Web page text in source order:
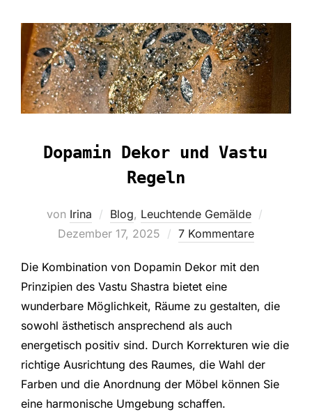
Dopamin Dekor und Vastu
Regeln
von Irina Blog, Leuchtende Gemälde
Dezember 17, 2025 7 Kommentare
Die Kombination von Dopamin Dekor mit den
Prinzipien des Vastu Shastra bietet eine
wunderbare Möglichkeit, Räume zu gestalten, die
sowohl ästhetisch ansprechend als auch
energetisch positiv sind. Durch Korrekturen wie die
richtige Ausrichtung des Raumes, die Wahl der
Farben und die Anordnung der Möbel können Sie
eine harmonische Umgebung schaffen.